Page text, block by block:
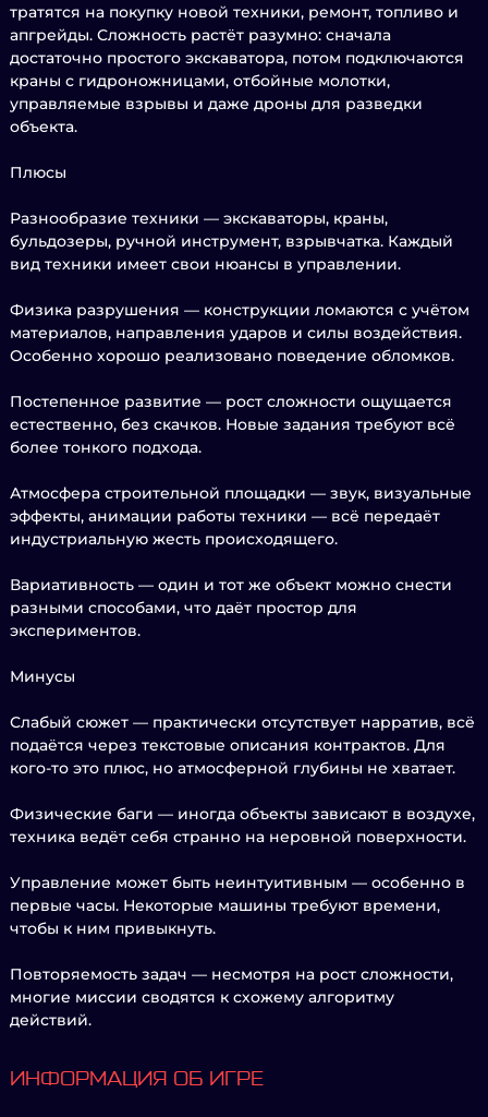
тратятся на покупку новой техники, ремонт, топливо и
апгрейды. Сложность растёт разумно: сначала
достаточно простого экскаватора, потом подключаются
краны с гидроножницами, отбойные молотки,
управляемые взрывы и даже дроны для разведки
объекта.
Плюсы
Разнообразие техники — экскаваторы, краны,
бульдозеры, ручной инструмент, взрывчатка. Каждый
вид техники имеет свои нюансы в управлении.
Физика разрушения — конструкции ломаются с учётом
материалов, направления ударов и силы воздействия.
Особенно хорошо реализовано поведение обломков.
Постепенное развитие — рост сложности ощущается
естественно, без скачков. Новые задания требуют всё
более тонкого подхода.
Атмосфера строительной площадки — звук, визуальные
эффекты, анимации работы техники — всё передаёт
индустриальную жесть происходящего.
Вариативность — один и тот же объект можно снести
разными способами, что даёт простор для
экспериментов.
Минусы
Слабый сюжет — практически отсутствует нарратив, всё
подаётся через текстовые описания контрактов. Для
кого-то это плюс, но атмосферной глубины не хватает.
Физические баги — иногда объекты зависают в воздухе,
техника ведёт себя странно на неровной поверхности.
Управление может быть неинтуитивным — особенно в
первые часы. Некоторые машины требуют времени,
чтобы к ним привыкнуть.
Повторяемость задач — несмотря на рост сложности,
многие миссии сводятся к схожему алгоритму
действий.
ИНФОРМАЦИЯ ОБ ИГРЕ